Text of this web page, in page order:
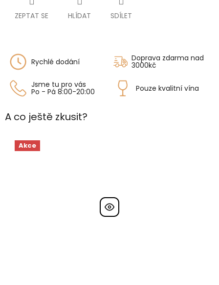
ZEPTAT SE HLÍDAT SDÍLET
Rychlé dodání Doprava zdarma nad
3000kč
Jsme tu pro vás
Po - Pá 8:00-20:00 Pouze kvalitní vína
A co ještě zkusit?
Akce